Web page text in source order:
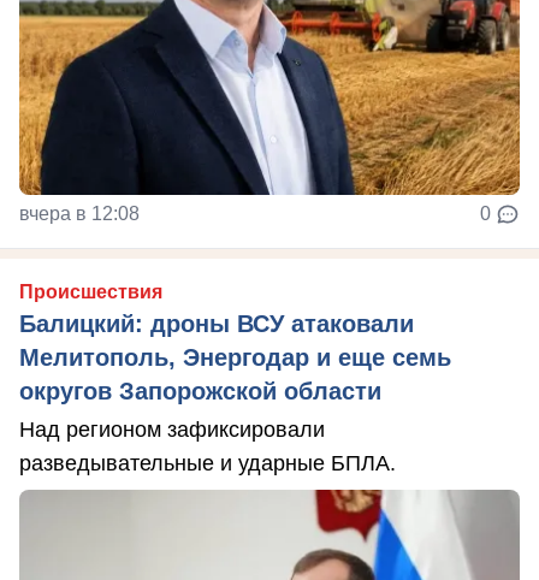
вчера в 12:08 0
Происшествия
Балицкий: дроны ВСУ атаковали
Мелитополь, Энергодар и еще семь
округов Запорожской области
Над регионом зафиксировали
разведывательные и ударные БПЛА.